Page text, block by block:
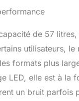
de 57
utilisateurs,
formats plus
LED, elle est à la
un bruit parfois